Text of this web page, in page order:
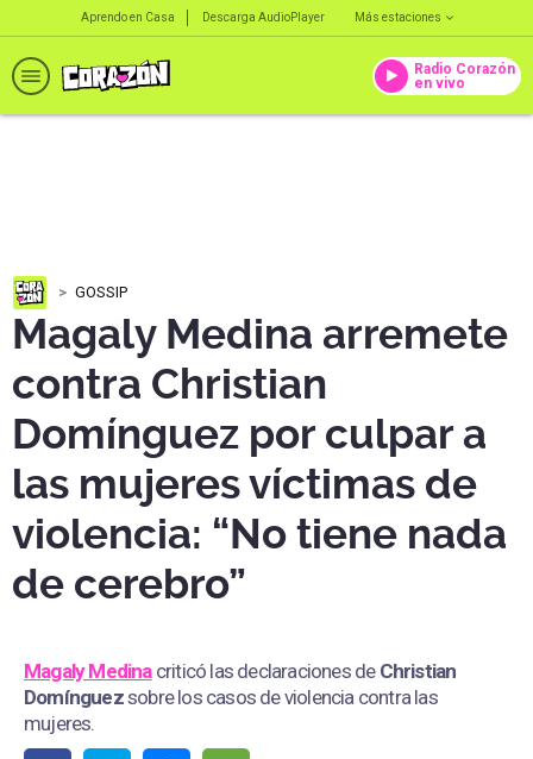
Aprendo en Casa Descarga AudioPlayer Más estaciones
Radio Corazón
en vivo
GOSSIP
Magaly Medina arremete
contra Christian
Domínguez por culpar a
las mujeres víctimas de
violencia: “No tiene nada
de cerebro”
Magaly Medinacriticó las declaraciones de Christian
Domínguezsobre los casos de violencia contra las
mujeres.